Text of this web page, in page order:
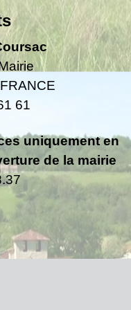
61
uniquement en
de la mairie